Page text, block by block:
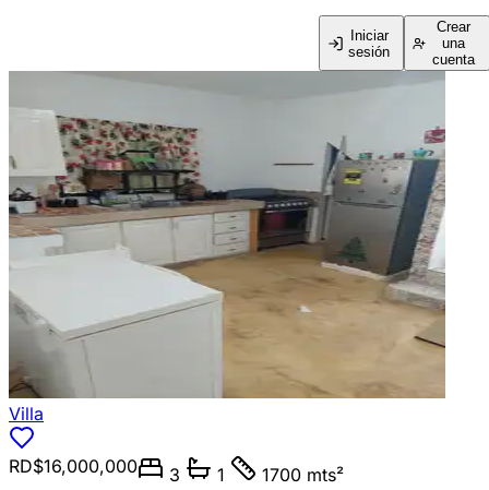
Iniciar
sesión
Crear
una
cuenta
Villa
RD$16,000,000 3 1
1700 mts²